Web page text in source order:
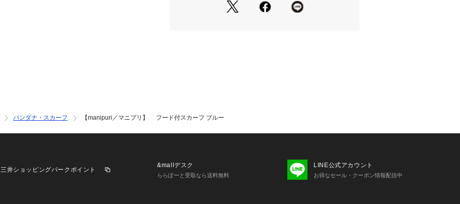
シンプルなスウェットやニットに合わせて、
ワンポイントにお使い頂いても◎。
パリをはじめヨーロッパで人気を集めています。
伝統的な手織りと最新機械の両方を駆使した手法で、革
バンダナ・スカーフ 【manipuri／マニプリ】 フード付スカーフ ブルー
三井ショッピングパークポイント
&mallデスク
ららぽーと受取なら送料無料
LINE公式アカウント
お得なセール・クーポン情報配信中